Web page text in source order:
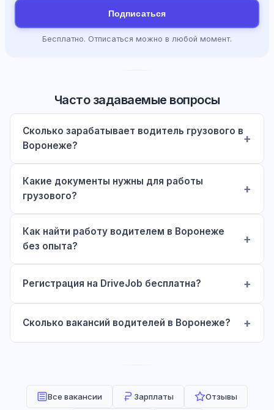
Подписаться
Бесплатно. Отписаться можно в любой момент.
Часто задаваемые вопросы
Сколько зарабатывает водитель грузового в
Воронеже?
Какие документы нужны для работы
грузового?
Как найти работу водителем в Воронеже
без опыта?
Регистрация на DriveJob бесплатна?
Сколько вакансий водителей в Воронеже?
Все вакансии Зарплаты Отзывы